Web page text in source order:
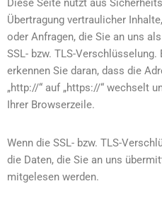
Diese Seite nutzt aus
Übertragung vertraulicher
oder Anfragen, die Sie an uns
SSL- bzw. TLS-
erkennen Sie daran, dass die
„http://“ auf „https://“ wechselt
Ihrer Browserzeile.
Wenn die SSL- bzw. TLS-
die Daten, die Sie an uns
mitgelesen werden.